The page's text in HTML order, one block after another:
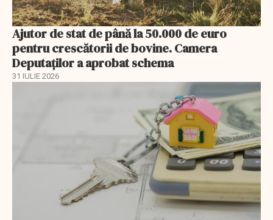
Ajutor de stat de până la 50.000 de euro
pentru crescătorii de bovine. Camera
Deputaților a aprobat schema
31 IULIE 2026